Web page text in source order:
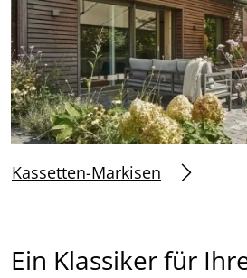
Kassetten-Markisen
Ein Klassiker für